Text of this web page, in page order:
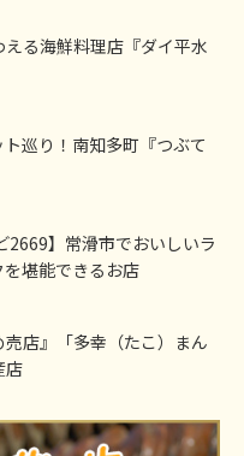
る海鮮料理店『ダイ平水
巡り！南知多町『つぶて
2669】常滑市でおいしいラ
堪能できるお店
店』「多幸（たこ）まん
店